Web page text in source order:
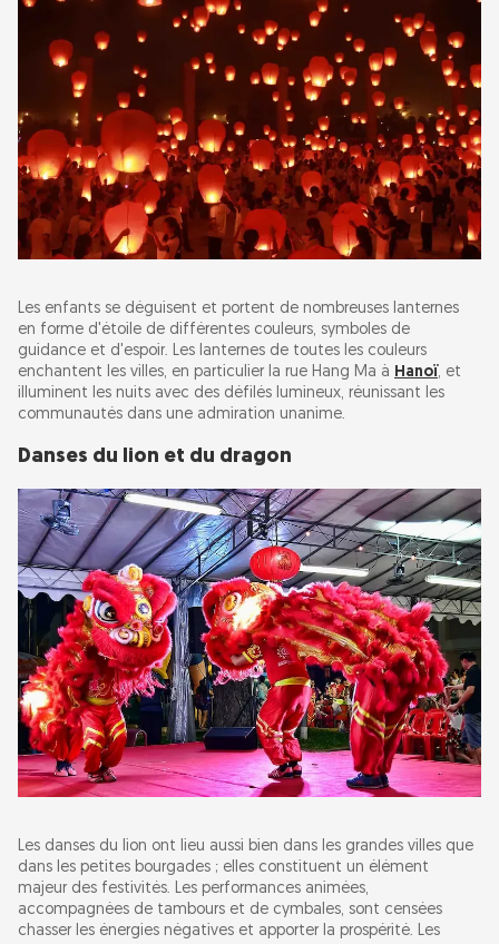
Les enfants se déguisent et portent de nombreuses lanternes
en forme d'étoile de différentes couleurs, symboles de
guidance et d'espoir. Les lanternes de toutes les couleurs
enchantent les villes, en particulier la rue Hang Ma à Hanoï, et
illuminent les nuits avec des défilés lumineux, réunissant les
communautés dans une admiration unanime.
Danses du lion et du dragon
Les danses du lion ont lieu aussi bien dans les grandes villes que
dans les petites bourgades ; elles constituent un élément
majeur des festivités. Les performances animées,
accompagnées de tambours et de cymbales, sont censées
chasser les énergies négatives et apporter la prospérité. Les